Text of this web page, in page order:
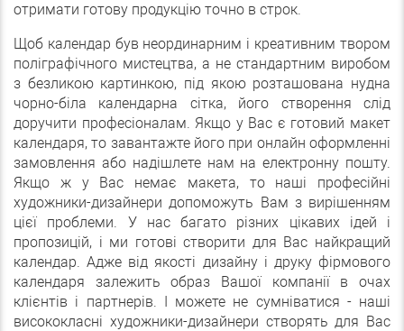
отримати готову продукцію точно в строк.
Щоб календар був неординарним і креативним твором
поліграфічного мистецтва, а не стандартним виробом
з безликою картинкою, під якою розташована нудна
чорно-біла календарна сітка, його створення слід
доручити професіоналам. Якщо у Вас є готовий макет
календаря, то завантажте його при онлайн оформленні
замовлення або надішлете нам на електронну пошту.
Якщо ж у Вас немає макета, то наші професійні
художники-дизайнери допоможуть Вам з вирішенням
цієї проблеми. У нас багато різних цікавих ідей і
пропозицій, і ми готові створити для Вас найкращий
календар. Адже від якості дизайну і друку фірмового
календаря залежить образ Вашої компанії в очах
клієнтів і партнерів. І можете не сумніватися - наші
висококласні художники-дизайнери створять для Вас